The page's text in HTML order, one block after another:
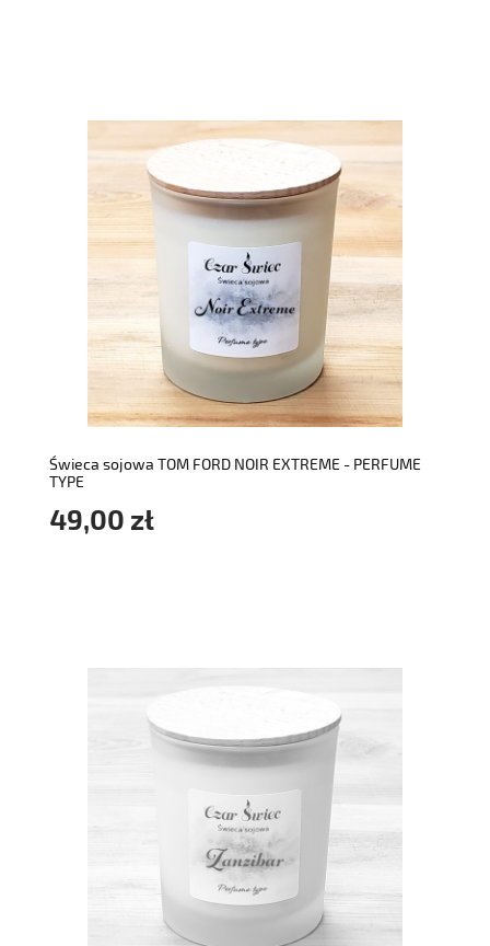
Świeca sojowa TOM FORD NOIR EXTREME - PERFUME
TYPE
49,00 zł
do koszyka
powiadom o dostępności